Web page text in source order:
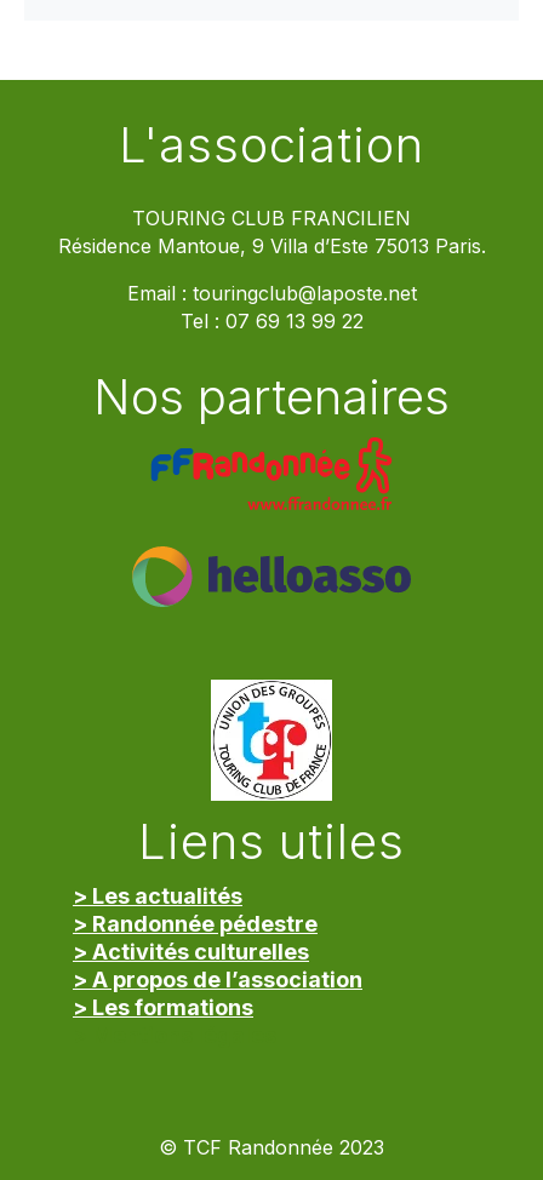
L'association
TOURING CLUB FRANCILIEN
Résidence Mantoue, 9 Villa d’Este 75013 Paris.
Email : touringclub@laposte.net
Tel : 07 69 13 99 22
Nos partenaires
Liens utiles
> Les actualités
> Randonnée pédestre
> Activités culturelles
> A propos de l’association
> Les formations
© TCF Randonnée 2023